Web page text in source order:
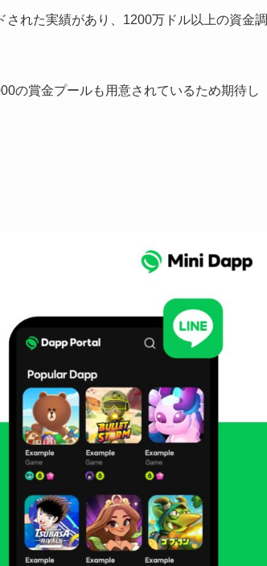
れた実績があり、1200万ドル以上の資金調
の賞金プールも用意されているため期待し